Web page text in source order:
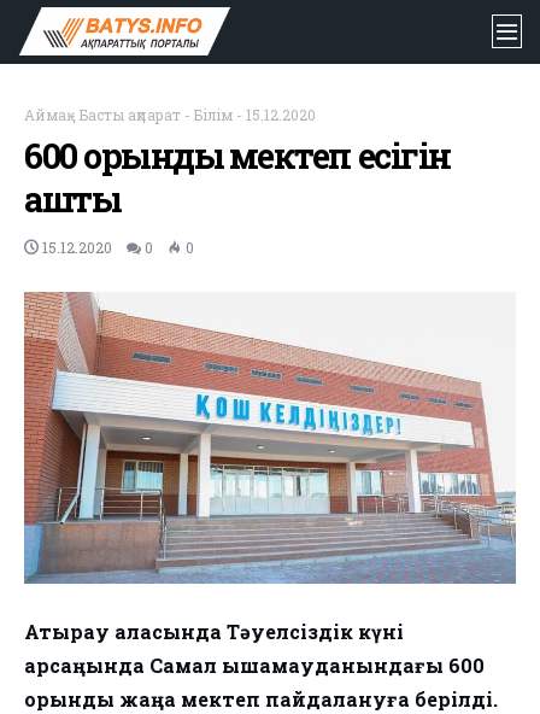
Аймақ- Басты ақпарат - Білім - 15.12.2020
600 орындық мектеп есігін
ашты
15.12.2020 0 0
Атырау қаласында Тәуелсіздік күні
қарсаңында Самал ықшамауданындағы 600
орындық жаңа мектеп пайдалануға берілді.